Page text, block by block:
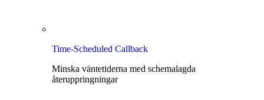
Time-Scheduled Callback
Minska väntetiderna med schemalagda
återuppringningar